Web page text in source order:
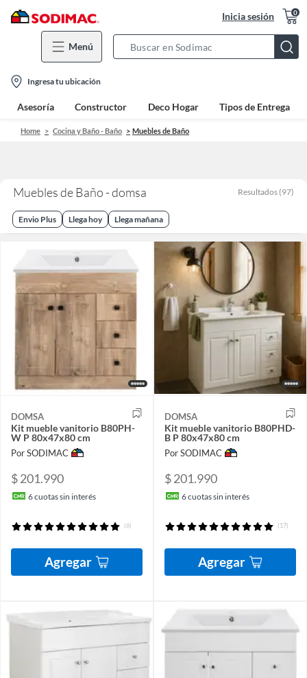
Inicia sesión 0
Menú
Bar
location-
icon
Ingresa tu ubicación
Asesoría Constructor Deco Hogar Tipos de Entrega
Home Cocina y Baño - Baño Muebles de Baño
Muebles de Baño - domsa Resultados (97)
Envio Plus Llega hoy Llega mañana
DOMSA
Kit mueble vanitorio B80PH-
W P 80x47x80 cm
Por SODIMAC
$ 201.990
6cuotas sin interés
(6)
Agregar
DOMSA
Kit mueble vanitorio B80PHD-
B P 80x47x80 cm
Por SODIMAC
$ 201.990
6cuotas sin interés
(17)
Agregar